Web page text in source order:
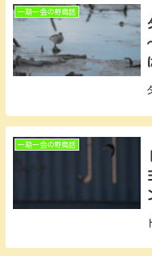
一期一会の野鳥話
一期一会の野鳥話